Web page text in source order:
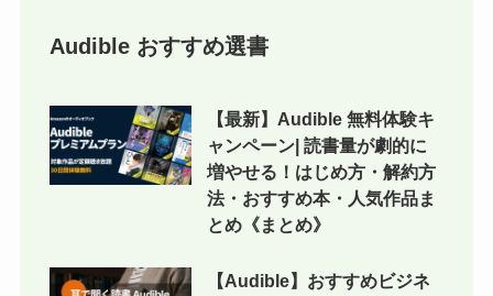
Audible おすすめ選書
【最新】Audible 無料体験キ
ャンペーン| 読書量が劇的に
増やせる！はじめ方・解約方
法・おすすめ本・人気作品ま
とめ《まとめ》
【Audible】おすすめビジネ